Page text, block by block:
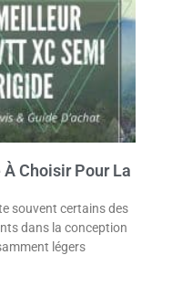
Choisir Pour La
souvent certains des
dans la conception
légers